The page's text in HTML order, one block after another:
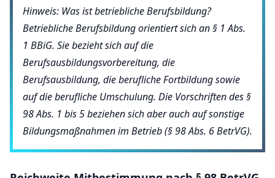
Hinweis: Was ist betriebliche Berufsbildung?
Betriebliche Berufsbildung orientiert sich an § 1 Abs.
1 BBiG. Sie bezieht sich auf die
Berufsausbildungsvorbereitung, die
Berufsausbildung, die berufliche Fortbildung sowie
auf die berufliche Umschulung. Die Vorschriften des §
98 Abs. 1 bis 5 beziehen sich aber auch auf sonstige
Bildungsmaßnahmen im Betrieb (§ 98 Abs. 6 BetrVG).